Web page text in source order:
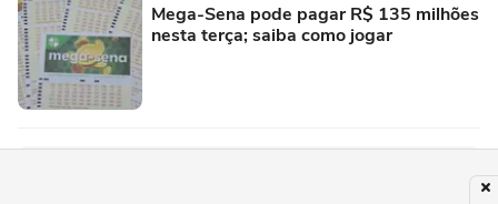
Mega-Sena pode pagar R$ 135 milhões
nesta terça; saiba como jogar